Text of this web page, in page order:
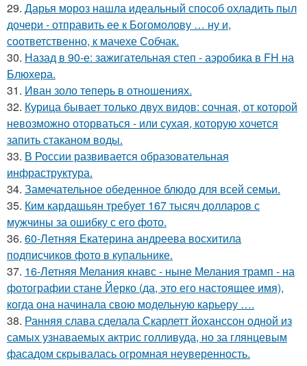
29. Дарья мороз нашла идеальный способ охладить пыл
дочери - отправить ее к Богомолову … ну и,
соответственно, к мачехе Собчак.
30. Назад в 90-е: зажигательная степ - аэробика в FH на
Блюхера.
31. Иван золо теперь в отношениях.
32. Курица бывает только двух видов: сочная, от которой
невозможно оторваться - или сухая, которую хочется
запить стаканом воды.
33. В России развивается образовательная
инфраструктура.
34. Замечательное обеденное блюдо для всей семьи.
35. Ким кардашьян требует 167 тысяч долларов с
мужчины за ошибку с его фото.
36. 60-Летняя Екатерина андреева восхитила
подписчиков фото в купальнике.
37. 16-Летняя Мелания кнавс - ныне Мелания трамп - на
фотографии стане Йерко (да, это его настоящее имя),
когда она начинала свою модельную карьеру ….
38. Ранняя слава сделала Скарлетт йоханссон одной из
самых узнаваемых актрис голливуда, но за глянцевым
фасадом скрывалась огромная неуверенность.